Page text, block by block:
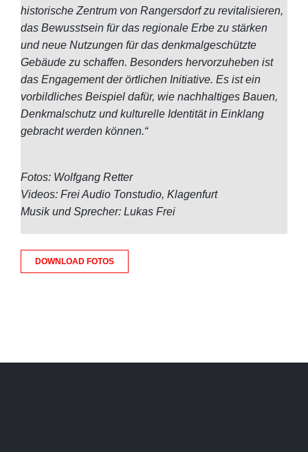
historische Zentrum von Rangersdorf zu revitalisieren,
das Bewusstsein für das regionale Erbe zu stärken
und neue Nutzungen für das denkmalgeschützte
Gebäude zu schaffen. Besonders hervorzuheben ist
das Engagement der örtlichen Initiative. Es ist ein
vorbildliches Beispiel dafür, wie nachhaltiges Bauen,
Denkmalschutz und kulturelle Identität in Einklang
gebracht werden können.“
Fotos: Wolfgang Retter
Videos: Frei Audio Tonstudio, Klagenfurt
Musik und Sprecher: Lukas Frei
DOWNLOAD FOTOS